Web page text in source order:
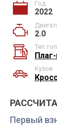
Год
2022
2.0
Тип
Кузов
Первый